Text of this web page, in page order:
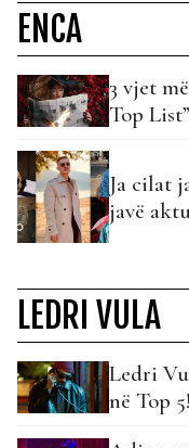
ENCA
3 vjet
Top
Ja cilat
javë
LEDRI VULA
Ledri
në Top 5!